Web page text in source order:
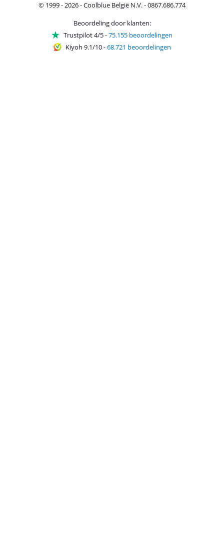
© 1999 - 2026 - Coolblue België N.V. - 0867.686.774
Beoordeling door klanten:
Trustpilot 4/5-75.155 beoordelingen
Kiyoh 9.1/10-68.721 beoordelingen